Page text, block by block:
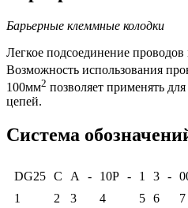
Барьерные клеммные колодки
Легкое подсоединение
Возможность использования
100мм2 позволяет применять
цепей.
Система
DG25 C A - 10P - 1 3 -
1
2 3 4 5 6 7